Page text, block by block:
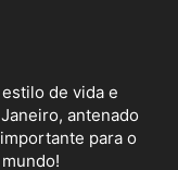
de vida e
antenado
para o